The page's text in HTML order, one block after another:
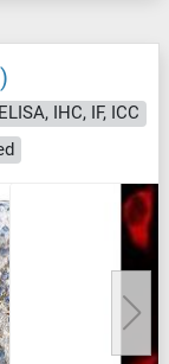
IHC, IF, ICC